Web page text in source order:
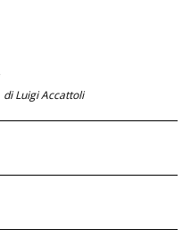
di Luigi Accattoli